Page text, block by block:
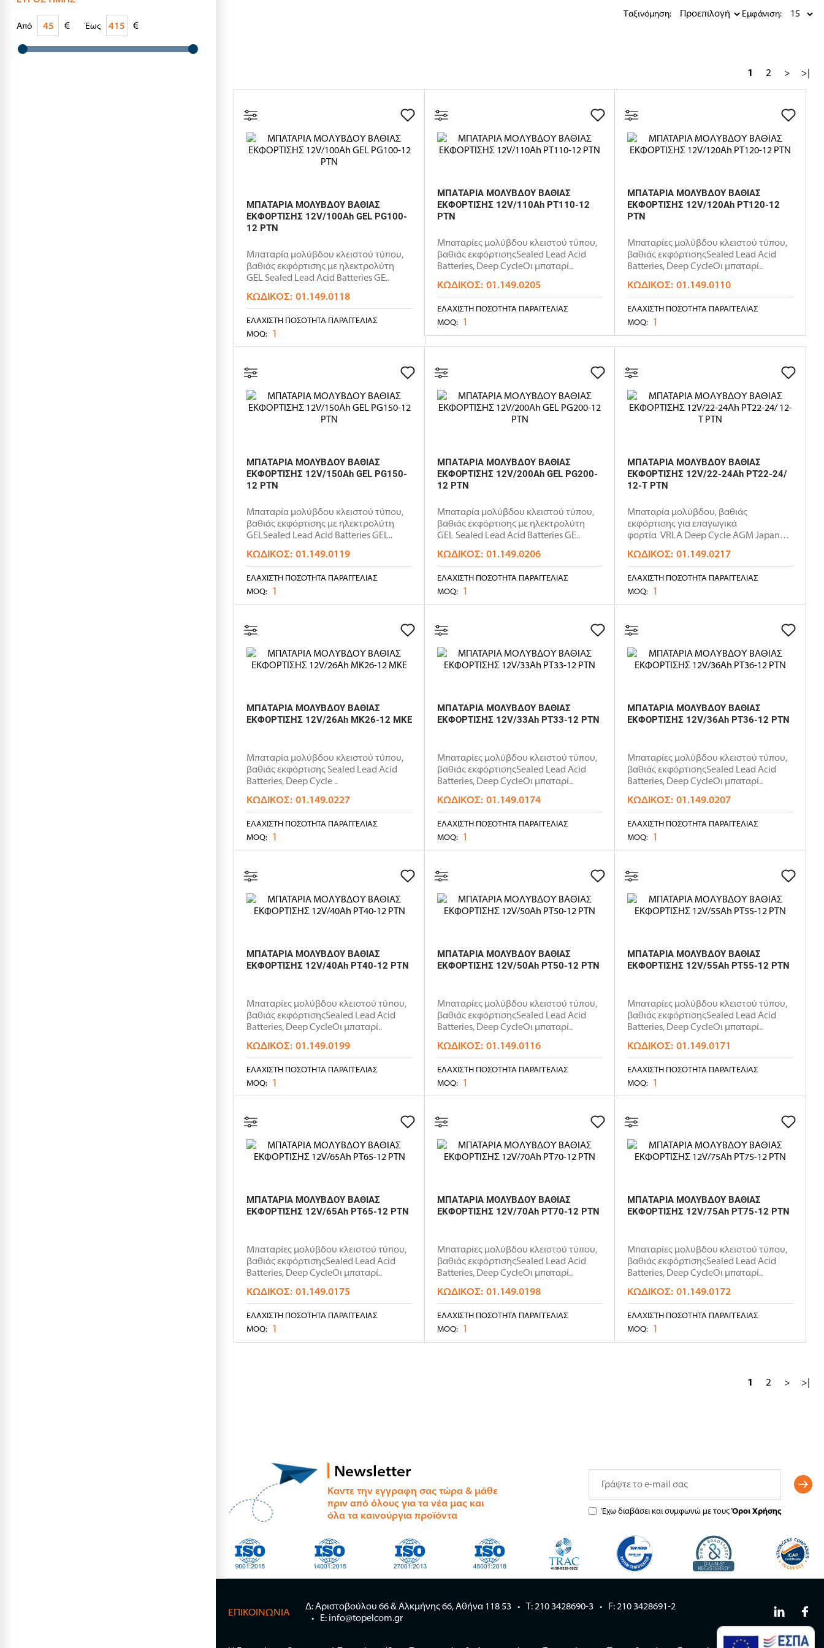
Από € Έως €
Ταξινόμηση: Εμφάνιση:
1 2 > >|
ΜΠΑΤΑΡΙΑ ΜΟΛΥΒΔΟΥ ΒΑΘΙΑΣ
ΕΚΦΟΡΤΙΣΗΣ 12V/100Ah GEL PG100-
12 PTN
Μπαταρία μολύβδου κλειστού τύπου,
βαθιάς εκφόρτισης με ηλεκτρολύτη
GEL Sealed Lead Acid Batteries GE..
ΚΩΔΙΚΌΣ: 01.149.0118
ΕΛΆΧΙΣΤΗ ΠΟΣΌΤΗΤΑ ΠΑΡΑΓΓΕΛΊΑΣ
MOQ: 1
ΜΠΑΤΑΡΙΑ ΜΟΛΥΒΔΟΥ ΒΑΘΙΑΣ
ΕΚΦΟΡΤΙΣΗΣ 12V/110Ah PT110-12
PTN
Μπαταρίες μολύβδου κλειστού τύπου,
βαθιάς εκφόρτισηςSealed Lead Acid
Batteries, Deep CycleΟι μπαταρί..
ΚΩΔΙΚΌΣ: 01.149.0205
ΕΛΆΧΙΣΤΗ ΠΟΣΌΤΗΤΑ ΠΑΡΑΓΓΕΛΊΑΣ
MOQ: 1
ΜΠΑΤΑΡΙΑ ΜΟΛΥΒΔΟΥ ΒΑΘΙΑΣ
ΕΚΦΟΡΤΙΣΗΣ 12V/120Ah PT120-12
PTN
Μπαταρίες μολύβδου κλειστού τύπου,
βαθιάς εκφόρτισηςSealed Lead Acid
Batteries, Deep CycleΟι μπαταρί..
ΚΩΔΙΚΌΣ: 01.149.0110
ΕΛΆΧΙΣΤΗ ΠΟΣΌΤΗΤΑ ΠΑΡΑΓΓΕΛΊΑΣ
MOQ: 1
ΜΠΑΤΑΡΙΑ ΜΟΛΥΒΔΟΥ ΒΑΘΙΑΣ
ΕΚΦΟΡΤΙΣΗΣ 12V/150Ah GEL PG150-
12 PTN
Μπαταρία μολύβδου κλειστού τύπου,
βαθιάς εκφόρτισης με ηλεκτρολύτη
GELSealed Lead Acid Batteries GEL..
ΚΩΔΙΚΌΣ: 01.149.0119
ΕΛΆΧΙΣΤΗ ΠΟΣΌΤΗΤΑ ΠΑΡΑΓΓΕΛΊΑΣ
MOQ: 1
ΜΠΑΤΑΡΙΑ ΜΟΛΥΒΔΟΥ ΒΑΘΙΑΣ
ΕΚΦΟΡΤΙΣΗΣ 12V/200Ah GEL PG200-
12 PTN
Μπαταρία μολύβδου κλειστού τύπου,
βαθιάς εκφόρτισης με ηλεκτρολύτη
GEL Sealed Lead Acid Batteries GE..
ΚΩΔΙΚΌΣ: 01.149.0206
ΕΛΆΧΙΣΤΗ ΠΟΣΌΤΗΤΑ ΠΑΡΑΓΓΕΛΊΑΣ
MOQ: 1
ΜΠΑΤΑΡΙΑ ΜΟΛΥΒΔΟΥ ΒΑΘΙΑΣ
ΕΚΦΟΡΤΙΣΗΣ 12V/22-24Ah PT22-24/
12-T PTN
Μπαταρία μολύβδου, βαθιάς
εκφόρτισης για επαγωγικά
φορτία VRLA Deep Cycle AGM Japan
ΚΩΔΙΚΌΣ: 01.149.0217
ΕΛΆΧΙΣΤΗ ΠΟΣΌΤΗΤΑ ΠΑΡΑΓΓΕΛΊΑΣ
MOQ: 1
ΜΠΑΤΑΡΙΑ ΜΟΛΥΒΔΟΥ ΒΑΘΙΑΣ
ΕΚΦΟΡΤΙΣΗΣ 12V/26Ah MK26-12 MKE
Μπαταρία μολύβδου κλειστού τύπου,
βαθιάς εκφόρτισης Sealed Lead Acid
Batteries, Deep Cycle ..
ΚΩΔΙΚΌΣ: 01.149.0227
ΕΛΆΧΙΣΤΗ ΠΟΣΌΤΗΤΑ ΠΑΡΑΓΓΕΛΊΑΣ
MOQ: 1
ΜΠΑΤΑΡΙΑ ΜΟΛΥΒΔΟΥ ΒΑΘΙΑΣ
ΕΚΦΟΡΤΙΣΗΣ 12V/33Ah PT33-12 PTN
Μπαταρίες μολύβδου κλειστού τύπου,
βαθιάς εκφόρτισηςSealed Lead Acid
Batteries, Deep CycleΟι μπαταρί..
ΚΩΔΙΚΌΣ: 01.149.0174
ΕΛΆΧΙΣΤΗ ΠΟΣΌΤΗΤΑ ΠΑΡΑΓΓΕΛΊΑΣ
MOQ: 1
ΜΠΑΤΑΡΙΑ ΜΟΛΥΒΔΟΥ ΒΑΘΙΑΣ
ΕΚΦΟΡΤΙΣΗΣ 12V/36Ah PT36-12 PTN
Μπαταρίες μολύβδου κλειστού τύπου,
βαθιάς εκφόρτισηςSealed Lead Acid
Batteries, Deep CycleΟι μπαταρί..
ΚΩΔΙΚΌΣ: 01.149.0207
ΕΛΆΧΙΣΤΗ ΠΟΣΌΤΗΤΑ ΠΑΡΑΓΓΕΛΊΑΣ
MOQ: 1
ΜΠΑΤΑΡΙΑ ΜΟΛΥΒΔΟΥ ΒΑΘΙΑΣ
ΕΚΦΟΡΤΙΣΗΣ 12V/40Ah PT40-12 PTN
Μπαταρίες μολύβδου κλειστού τύπου,
βαθιάς εκφόρτισηςSealed Lead Acid
Batteries, Deep CycleΟι μπαταρί..
ΚΩΔΙΚΌΣ: 01.149.0199
ΕΛΆΧΙΣΤΗ ΠΟΣΌΤΗΤΑ ΠΑΡΑΓΓΕΛΊΑΣ
MOQ: 1
ΜΠΑΤΑΡΙΑ ΜΟΛΥΒΔΟΥ ΒΑΘΙΑΣ
ΕΚΦΟΡΤΙΣΗΣ 12V/50Ah PT50-12 PTN
Μπαταρίες μολύβδου κλειστού τύπου,
βαθιάς εκφόρτισηςSealed Lead Acid
Batteries, Deep CycleΟι μπαταρί..
ΚΩΔΙΚΌΣ: 01.149.0116
ΕΛΆΧΙΣΤΗ ΠΟΣΌΤΗΤΑ ΠΑΡΑΓΓΕΛΊΑΣ
MOQ: 1
ΜΠΑΤΑΡΙΑ ΜΟΛΥΒΔΟΥ ΒΑΘΙΑΣ
ΕΚΦΟΡΤΙΣΗΣ 12V/55Ah PT55-12 PTN
Μπαταρίες μολύβδου κλειστού τύπου,
βαθιάς εκφόρτισηςSealed Lead Acid
Batteries, Deep CycleΟι μπαταρί..
ΚΩΔΙΚΌΣ: 01.149.0171
ΕΛΆΧΙΣΤΗ ΠΟΣΌΤΗΤΑ ΠΑΡΑΓΓΕΛΊΑΣ
MOQ: 1
ΜΠΑΤΑΡΙΑ ΜΟΛΥΒΔΟΥ ΒΑΘΙΑΣ
ΕΚΦΟΡΤΙΣΗΣ 12V/65Ah PT65-12 PTN
Μπαταρίες μολύβδου κλειστού τύπου,
βαθιάς εκφόρτισηςSealed Lead Acid
Batteries, Deep CycleΟι μπαταρί..
ΚΩΔΙΚΌΣ: 01.149.0175
ΕΛΆΧΙΣΤΗ ΠΟΣΌΤΗΤΑ ΠΑΡΑΓΓΕΛΊΑΣ
MOQ: 1
ΜΠΑΤΑΡΙΑ ΜΟΛΥΒΔΟΥ ΒΑΘΙΑΣ
ΕΚΦΟΡΤΙΣΗΣ 12V/70Ah PT70-12 PTN
Μπαταρίες μολύβδου κλειστού τύπου,
βαθιάς εκφόρτισηςSealed Lead Acid
Batteries, Deep CycleΟι μπαταρί..
ΚΩΔΙΚΌΣ: 01.149.0198
ΕΛΆΧΙΣΤΗ ΠΟΣΌΤΗΤΑ ΠΑΡΑΓΓΕΛΊΑΣ
MOQ: 1
ΜΠΑΤΑΡΙΑ ΜΟΛΥΒΔΟΥ ΒΑΘΙΑΣ
ΕΚΦΟΡΤΙΣΗΣ 12V/75Ah PT75-12 PTN
Μπαταρίες μολύβδου κλειστού τύπου,
βαθιάς εκφόρτισηςSealed Lead Acid
Batteries, Deep CycleΟι μπαταρί..
ΚΩΔΙΚΌΣ: 01.149.0172
ΕΛΆΧΙΣΤΗ ΠΟΣΌΤΗΤΑ ΠΑΡΑΓΓΕΛΊΑΣ
MOQ: 1
1 2 > >|
Newsletter
Καντε την εγγραφη σας τώρα & μάθε
πριν από όλους για τα νέα μας και
όλα τα καινούργια προϊόντα
Έχω διαβάσει και συμφωνώ με τουςΌροι Χρήσης
ΕΠΙΚΟΙΝΩΝΊΑ Δ: Αριστοβούλου 66 & Αλκμήνης 66, Αθήνα 118 53 Τ: 210 3428690-3
F: 210 3428691-2
E: info@topelcom.gr